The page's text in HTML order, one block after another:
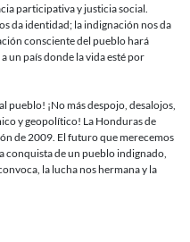
participativa y justicia social.
da identidad; la indignación nos da
consciente del pueblo hará
un país donde la vida esté por
pueblo! ¡No más despojo, desalojos,
y geopolítico! La Honduras de
de 2009. El futuro que merecemos
conquista de un pueblo indignado,
la lucha nos hermana y la